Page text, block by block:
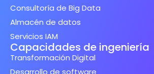
Consultoría de Big Data
Almacén de datos
Servicios IAM
Capacidades de ingeniería
Transformación Digital
Desarrollo de software